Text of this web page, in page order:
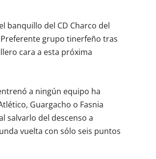
banquillo del CD Charco del
grupo tinerfeño tras
cara a esta próxima
a ningún equipo ha
Guargacho o Fasnia
salvarlo del descenso a
vuelta con sólo seis puntos